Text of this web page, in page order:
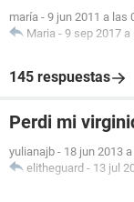
maría - 9 jun 2011 a las
Maria - 9 sep 2017 a
145 respuestas
Perdi mi
yulianajb - 18 jun 2013
elitheguard - 13 jul